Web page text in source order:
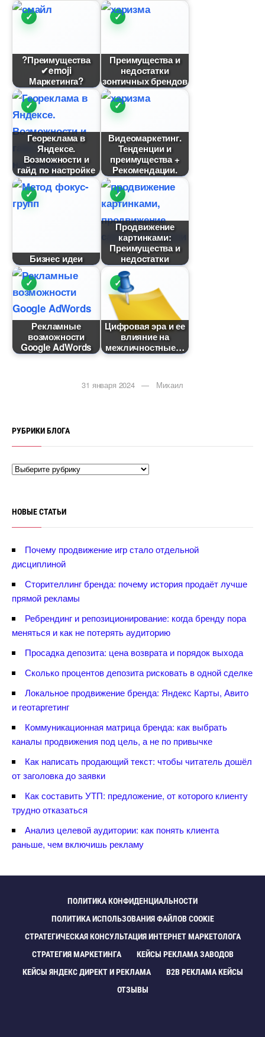
?Преимущества
✔emoji
Маркетинга?
Преимущества и
недостатки
зонтичных брендо
Геореклама
Яндексе.
озможности и
айд по настройке
идеомаркетинг.
Тенденции и
преимущества +
Рекомендации.
Бизнес идеи
Продвижение
картинками:
Преимущества и
недостатки
Рекламные
озможности
Google AdWords
Цифровая эра и ее
лияние на
межличностные
31 января 2024 — Михаил
РУБРИКИ БЛОГА
НОВЫЕ СТАТЬИ
Почему продвижение игр стало отдельной
дисциплиной
Сторителлинг бренда: почему история продаёт лучше
прямой рекламы
Ребрендинг и репозиционирование: когда бренду пора
меняться и как не потерять аудиторию
Просадка депозита: цена возврата и порядок выхода
Сколько процентов депозита рисковать в одной сделке
Локальное продвижение бренда: Яндекс Карты, Авито
и геотаргетин
Коммуникационная матрица бренда: как выбрать
каналы продвижения под цель, а не по привычке
Как написать продающий текст: чтобы читатель дошёл
от заголовка до заявки
Как составить УТП: предложение, от которого клиенту
трудно отказаться
Анализ целевой аудитории: как понять клиента
раньше, чем включишь рекламу
ПОЛИТИКА КОНФИДЕНЦИАЛЬНОСТИ
ПОЛИТИКА ИСПОЛЬЗОВАНИЯ ФАЙЛОВ COOKIE
СТРАТЕГИЧЕСКАЯ КОНСУЛЬТАЦИЯ ИНТЕРНЕТ МАРКЕТОЛОГА
СТРАТЕГИЯ МАРКЕТИНГА
КЕЙСЫ РЕКЛАМА ЗАВОДО
КЕЙСЫ ЯНДЕКС ДИРЕКТ И РЕКЛАМА
B2B РЕКЛАМА КЕЙСЫ
ОТЗЫВЫ